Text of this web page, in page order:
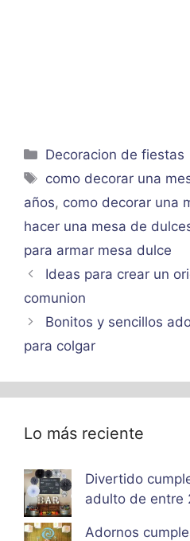
Categorías
Decoracion de fiestas
Etiquetas
como decorar una
años, como decorar una
hacer una mesa de
para armar mesa dulce
Ideas para crear un
comunion
Bonitos y sencillos
para colgar
Lo más reciente
Divertido
adulto de entre
Adornos